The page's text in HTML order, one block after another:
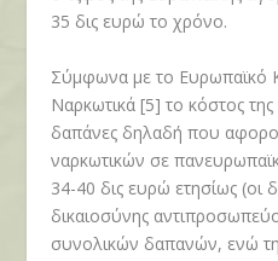
35 δις ευρώ το χρόνο.
Σύμφωνα με το Ευρωπαϊκό
Ναρκωτικά [5] το κόστος
δαπάνες δηλαδή που
ναρκωτικών σε
34-40 δις ευρώ ετησίως (οι
δικαιοσύνης
συνολικών δαπανών, ενώ